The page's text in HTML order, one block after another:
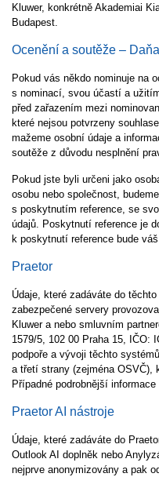
Kluwer, konkrétně Akademiai
Budapest.
Ocenění a soutěže –
Pokud vás někdo nominuje na
s nominací, svou účastí a
před zařazením mezi
které nejsou potvrzeny
mažeme osobní údaje a
soutěže z důvodu nesplnění
Pokud jste byli určeni jako
osobu nebo společnost,
s poskytnutím reference, se
údajů. Poskytnutí reference je
k poskytnutí reference bude
Praetor
Údaje, které zadáváte do
zabezpečené servery
Kluwer a nebo smluvním
1579/5, 102 00 Praha 15, IČO:
podpoře a vývoji těchto
a třetí strany (zejména OSVČ),
Případné podrobnější
Praetor AI nástroje
Údaje, které zadáváte do
Outlook AI doplněk nebo
nejprve anonymizovány a pak